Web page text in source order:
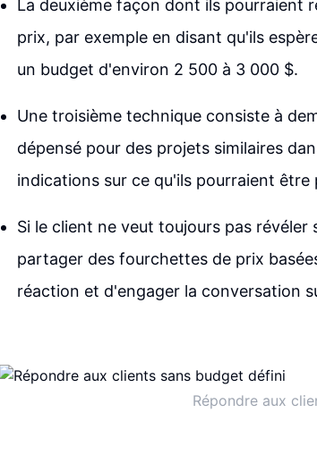
La deuxième façon dont ils pourraient
prix, par exemple en disant qu'ils
un budget d'environ 2 500 à 3 000 $.
Une troisième technique consiste à
dépensé pour des projets similaires
indications sur ce qu'ils pourraient
Si le client ne veut toujours pas
partager des fourchettes de prix
réaction et d'engager la conversation
Répondre aux